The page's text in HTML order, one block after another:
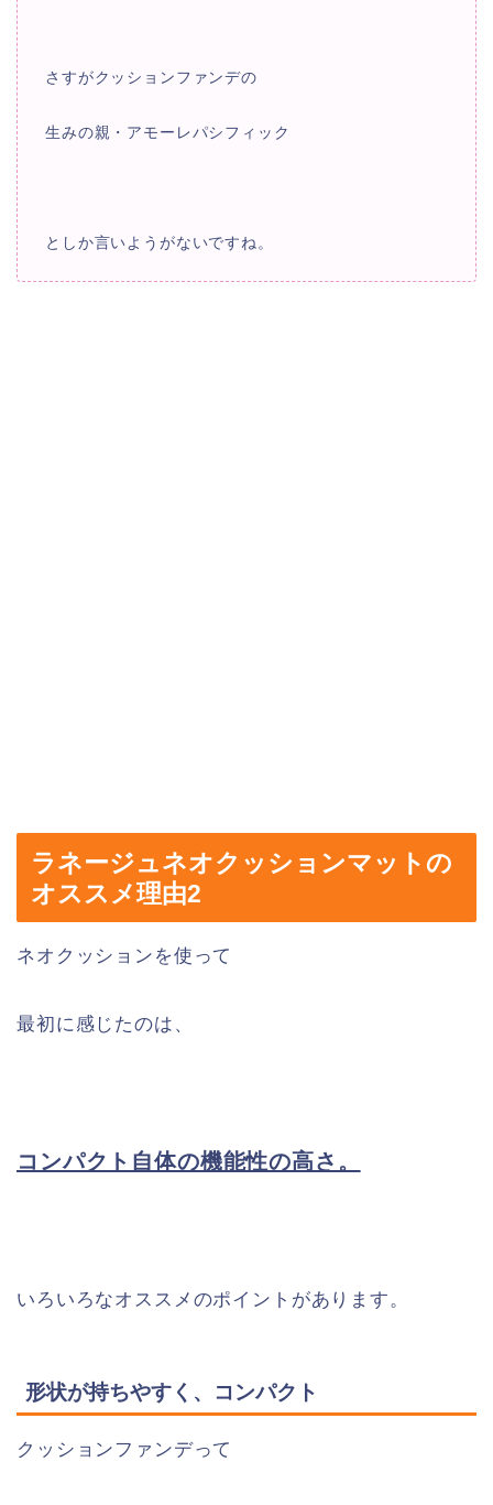
さすがクッションファンデの
生みの親・ アモーレパシフィック
としか言いようがないですね。
ラネージュネオクッションマットの
オススメ理由2
ネオクッションを使って
最初に感じたのは、
コンパクト自体の機能性の高さ。
いろいろなオススメのポイントがあります。
形状が持ちやすく、コンパクト
クッションファンデって